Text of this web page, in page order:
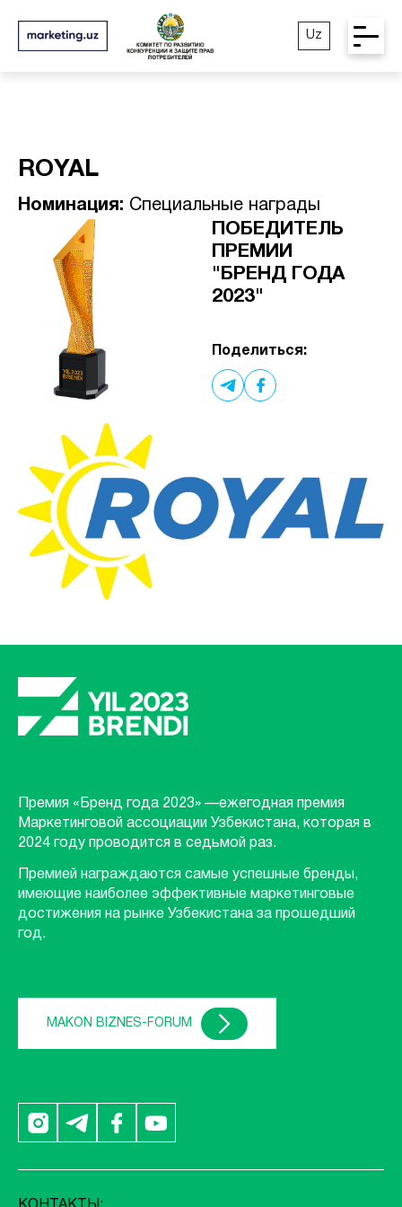
Uz
ROYAL
Номинация: Специальные награды
ПОБЕДИТЕЛЬ
ПРЕМИИ
"БРЕНД ГОДА
2023"
Поделиться:
Премия «Бренд года 2023» —ежегодная премия
Маркетинговой ассоциации Узбекистана, которая в
2024 году проводится в седьмой раз.
Премией награждаются самые успешные бренды,
имеющие наиболее эффективные маркетинговые
достижения на рынке Узбекистана за прошедший
год.
MAKON BIZNES-FORUM